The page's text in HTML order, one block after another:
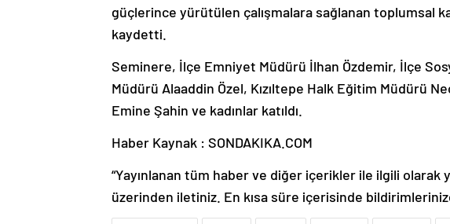
güçlerince yürütülen çalışmalara sağlanan toplumsal
kaydetti.
Seminere, İlçe Emniyet Müdürü İlhan Özdemir, İlçe
Müdürü Alaaddin Özel, Kızıltepe Halk Eğitim Müdürü
Emine Şahin ve kadınlar katıldı.
Haber Kaynak : SONDAKIKA.COM
“Yayınlanan tüm haber ve diğer içerikler ile ilgili
üzerinden iletiniz. En kısa süre içerisinde